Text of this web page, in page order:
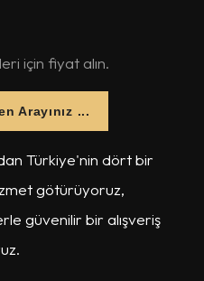
için fiyat alın.
Arayınız ...
Türkiye'nin dört bir
götürüyoruz,
güvenilir bir alışveriş